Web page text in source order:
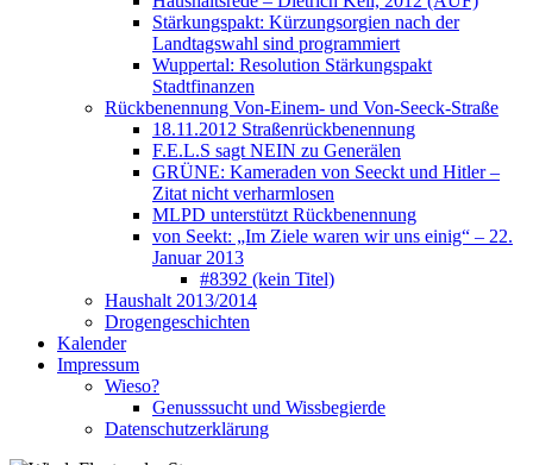
Stärkungspakt: Kürzungsorgien nach der
Landtagswahl sind programmiert
Wuppertal: Resolution Stärkungspakt
Stadtfinanzen
Rückbenennung Von-Einem- und Von-Seeck-Straße
18.11.2012 Straßenrückbenennung
F.E.L.S sagt NEIN zu Generälen
GRÜNE: Kameraden von Seeckt und Hitler –
Zitat nicht verharmlosen
MLPD unterstützt Rückbenennung
von Seekt: „Im Ziele waren wir uns einig“ – 22.
Januar 2013
#8392 (kein Titel)
Haushalt 2013/2014
Drogengeschichten
Kalender
Impressum
Wieso?
Genusssucht und Wissbegierde
Datenschutzerklärung